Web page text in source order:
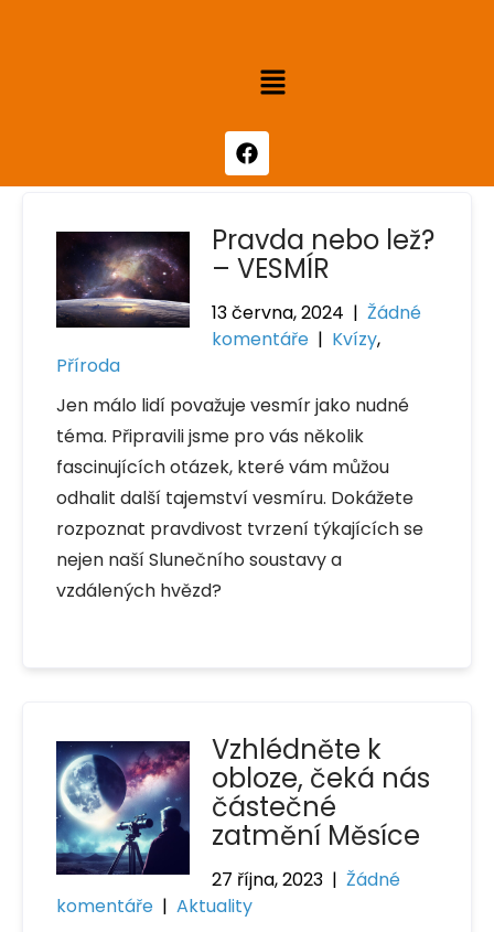
Pravda nebo lež?
– VESMÍR
13 června, 2024 |Žádné
komentáře | Kvízy,
Příroda
Jen málo lidí považuje vesmír jako nudné
téma. Připravili jsme pro vás několik
fascinujících otázek, které vám můžou
odhalit další tajemství vesmíru. Dokážete
rozpoznat pravdivost tvrzení týkajících se
nejen naší Slunečního soustavy a
vzdálených hvězd?
Vzhlédněte k
obloze, čeká nás
částečné
zatmění Měsíce
27 října, 2023 |Žádné
komentáře | Aktuality